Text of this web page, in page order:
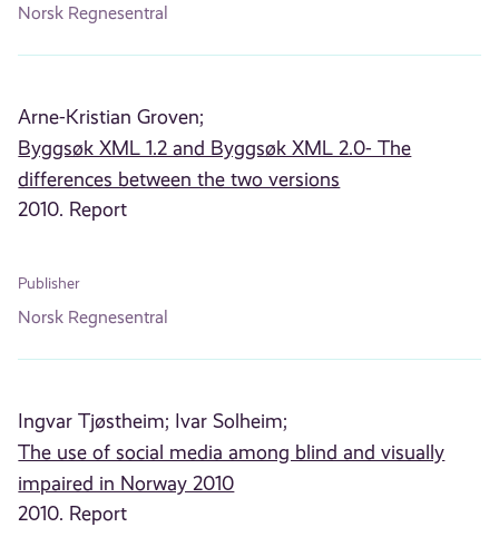
Norsk Regnesentral
Arne-Kristian Groven;
Byggsøk XML 1.2 and Byggsøk XML 2.0- The
differences between the two versions
2010. Report
Publisher
Norsk Regnesentral
Ingvar Tjøstheim; Ivar Solheim;
The use of social media among blind and visually
impaired in Norway 2010
2010. Report